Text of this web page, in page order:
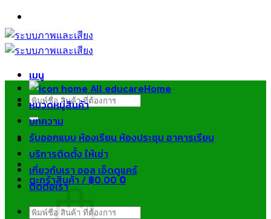
ข้าม
ไป
ยัง
เมนู
ค้นหา:
ตะกร้าสินค้า /฿0.000
Home
หมวดหมู่สินค้า
บทความ
รับออกแบบ ห้องเรียน ห้องประชุม อาคารเรียน
บริการติดตั้ง ให้เช่า
เกี่ยวกับเรา ออล เอ็ดดูแคร์
ติดต่อเรา
ค้นหา: